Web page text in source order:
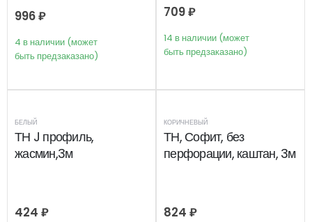
996₽
4 в наличии (может
быть предзаказано)
709₽
14 в наличии (может
быть предзаказано)
БЕЛЫЙ
ТН J профиль,
жасмин,3м
424 ₽
КОРИЧНЕВЫЙ
ТН, Софит, без
перфорации, каштан, 3м
824 ₽